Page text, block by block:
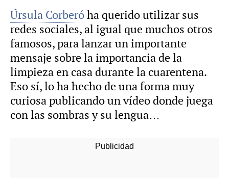
Úrsula Corberóha querido utilizar sus
redes sociales, al igual que muchos otros
famosos, para lanzar un importante
mensaje sobre la importancia de la
limpieza en casa durante la cuarentena.
Eso sí, lo ha hecho de una forma muy
curiosa publicando un vídeo donde juega
con las sombras y su lengua…